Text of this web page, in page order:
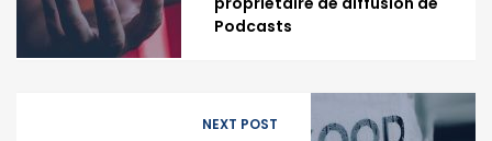
Podcasts
NEXT POST